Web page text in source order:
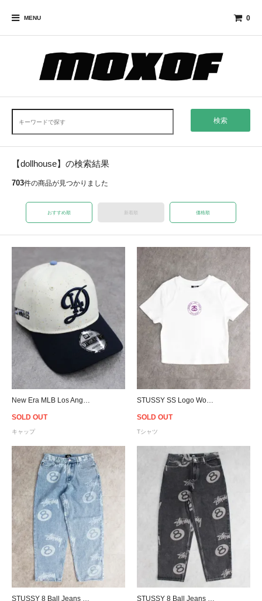
MENU 0
検索
【dollhouse】の検索結果
703件の商品が見つかりました
おすすめ順 新着順 価格順
SOLD OUT
キャップ
SOLD OUT
Tシャツ